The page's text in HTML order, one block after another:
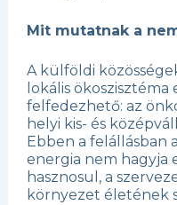
Mit mutatnak a
A külföldi
lokális
felfedezhető: az
helyi kis- és
Ebben a
energia nem hagyja
hasznosul, a
környezet életének